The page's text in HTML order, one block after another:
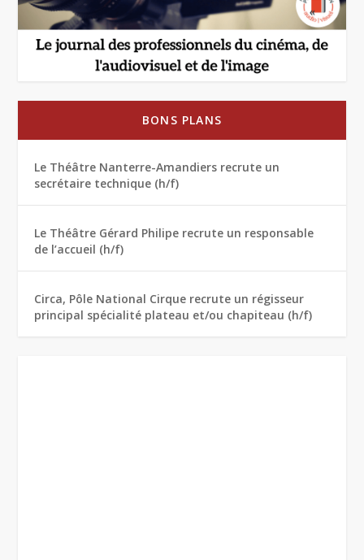
BONS PLANS
Le Théâtre Nanterre-Amandiers recrute un
secrétaire technique (h/f)
Le Théâtre Gérard Philipe recrute un responsable
de l’accueil (h/f)
Circa, Pôle National Cirque recrute un régisseur
principal spécialité plateau et/ou chapiteau (h/f)